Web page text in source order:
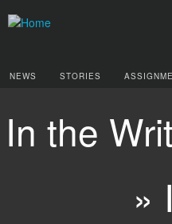
NEWS STORIES
In the
»